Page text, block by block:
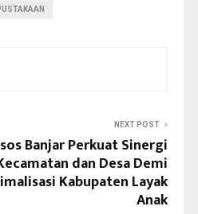
NEXT POST
Banjar Perkuat Sinergi
dan Desa Demi
Kabupaten Layak
Anak